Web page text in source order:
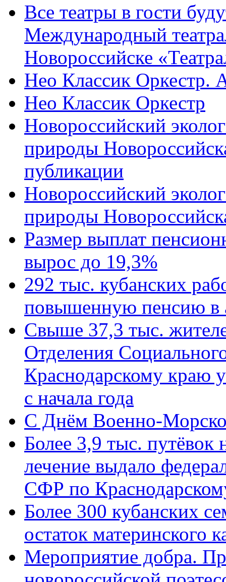
Все театры в гости
Международный
Новороссийске
Нео Классик Оркестр.
Нео Классик Оркестр
Новороссийский
природы
публикации
Новороссийский
природы
Размер выплат
вырос до 19,3%
292 тыс. кубанских
повышенную пенсию в
Свыше 37,3 тыс.
Отделения
Краснодарскому краю
с начала года
C Днём Военно-
Более 3,9 тыс. путёвок
лечение выдало
СФР по
Более 300 кубанских
остаток материнского
Мероприятие добра.